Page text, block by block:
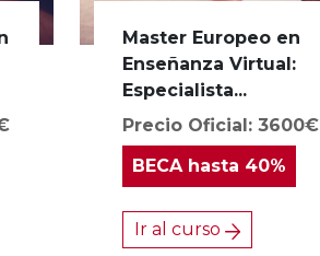
Master Europeo en
Enseñanza Virtual:
Especialista...
Precio Oficial: 3600€
BECAhasta 40%
Ir al curso